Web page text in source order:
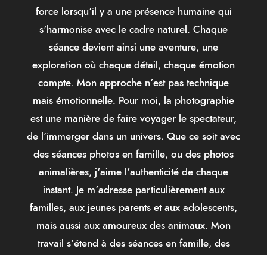
force lorsqu’il y a une présence humaine qui
s'harmonise avec le cadre naturel. Chaque
séance devient ainsi une aventure, une
exploration où chaque détail, chaque émotion
compte. Mon approche n’est pas technique
mais émotionnelle. Pour moi, la photographie
est une manière de faire voyager le spectateur,
de l’immerger dans un univers. Que ce soit avec
des séances photos en famille, ou des photos
animalières, j'aime l’authenticité de chaque
instant. Je m’adresse particulièrement aux
familles, aux jeunes parents et aux adolescents,
mais aussi aux amoureux des animaux. Mon
travail s’étend à des séances en famille, des